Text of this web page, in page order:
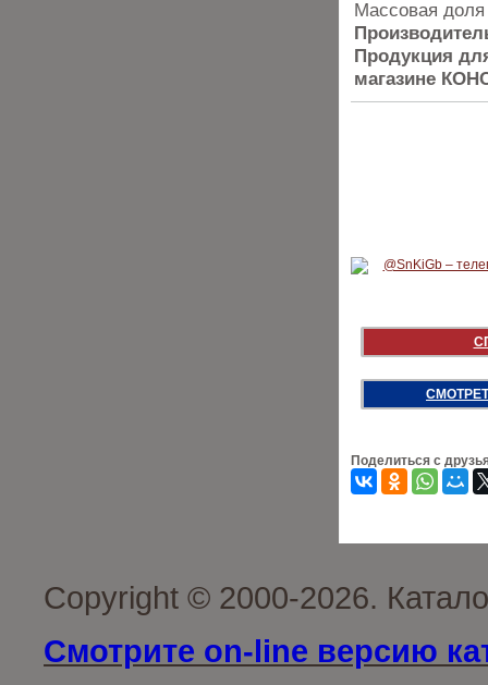
Массовая
Продукция
магазине
Поделиться с
Copyright © 2000-2026.
Смотрите on-line версию